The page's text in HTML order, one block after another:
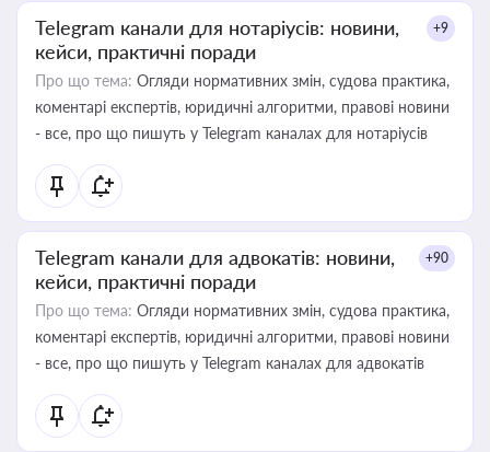
Telegram канали для нотаріусів: новини,
кейси, практичні поради
+9
Про що тема: Огляди нормативних змін, судова практика,
коментарі експертів, юридичні алгоритми, правові новини
- все, про що пишуть у Telegram каналах для нотаріусів
Telegram канали для адвокатів: новини,
кейси, практичні поради
+90
Про що тема: Огляди нормативних змін, судова практика,
коментарі експертів, юридичні алгоритми, правові новини
- все, про що пишуть у Telegram каналах для адвокатів